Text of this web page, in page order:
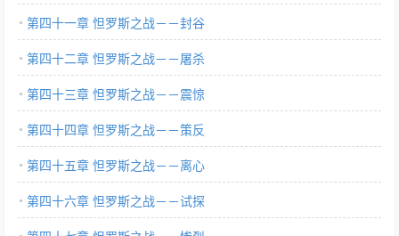
第四十一章 怛罗斯之战－－封谷
第四十二章 怛罗斯之战－－屠杀
第四十三章 怛罗斯之战－－震惊
第四十四章 怛罗斯之战－－策反
第四十五章 怛罗斯之战－－离心
第四十六章 怛罗斯之战－－试探